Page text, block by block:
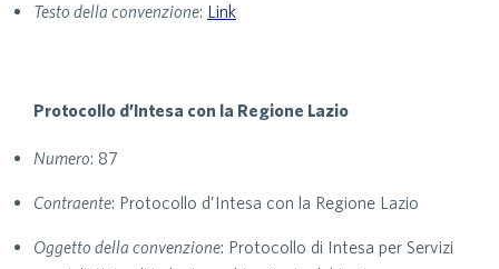
Testo della convenzione: Link
Protocollo d’Intesa con la Regione Lazio
Numero: 87
Contraente: Protocollo d’Intesa con la Regione Lazio
Oggetto della convenzione: Protocollo di Intesa per Servizi